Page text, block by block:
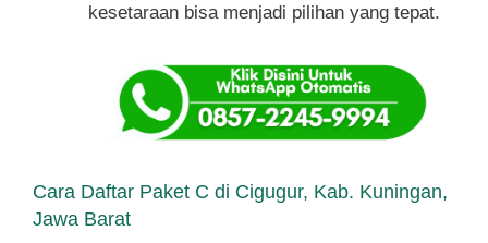
kesetaraan bisa menjadi pilihan yang tepat.
Cara Daftar Paket C di Cigugur, Kab. Kuningan,
Jawa Barat